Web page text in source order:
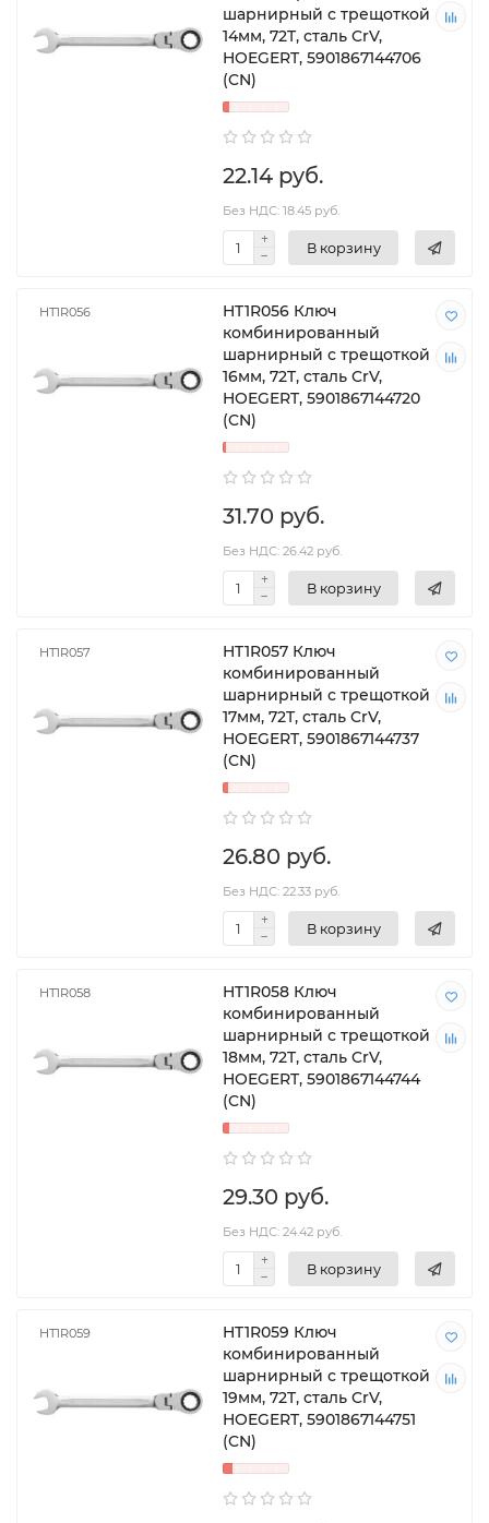
шарнирный с трещоткой
14мм, 72T, сталь CrV,
HOEGERT, 5901867144706
(CN)
22.14 руб.
Без НДС: 18.45 руб.
В корзину
HT1R056
HT1R056 Ключ
комбинированный
шарнирный с трещоткой
16мм, 72T, сталь CrV,
HOEGERT, 5901867144720
(CN)
31.70 руб.
Без НДС: 26.42 руб.
В корзину
HT1R057
HT1R057 Ключ
комбинированный
шарнирный с трещоткой
17мм, 72T, сталь CrV,
HOEGERT, 5901867144737
(CN)
26.80 руб.
Без НДС: 22.33 руб.
В корзину
HT1R058
HT1R058 Ключ
комбинированный
шарнирный с трещоткой
18мм, 72T, сталь CrV,
HOEGERT, 5901867144744
(CN)
29.30 руб.
Без НДС: 24.42 руб.
В корзину
HT1R059
HT1R059 Ключ
комбинированный
шарнирный с трещоткой
19мм, 72T, сталь CrV,
HOEGERT, 5901867144751
(CN)